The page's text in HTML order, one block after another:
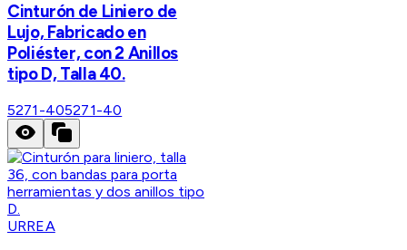
Cinturón de Liniero de
Lujo, Fabricado en
Poliéster, con 2 Anillos
tipo D, Talla 40.
5271-405271-40
URREA